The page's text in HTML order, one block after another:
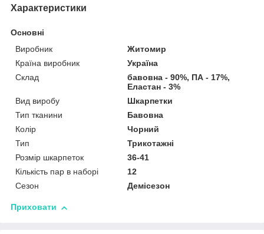
Характеристики
Основні
Виробник
Житомир
Країна виробник
Україна
Склад
бавовна - 90%, ПА - 17%,
Еластан - 3%
Вид виробу
Шкарпетки
Тип тканини
Бавовна
Колір
Чорний
Тип
Трикотажні
Розмір шкарпеток
36-41
Кількість пар в наборі
12
Сезон
Демісезон
Приховати